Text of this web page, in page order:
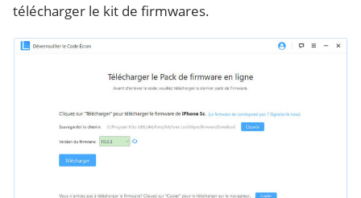
télécharger le kit de firmwares.